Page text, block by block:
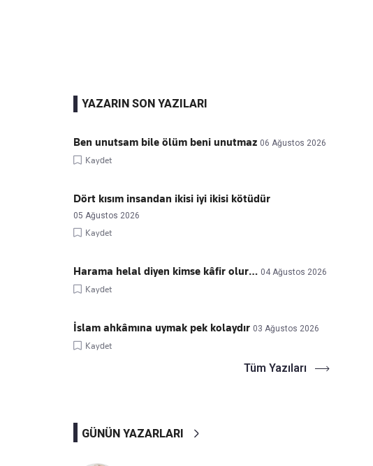
YAZARIN SON YAZILARI
Ben unutsam bile ölüm beni unutmaz 06 Ağustos 2026
Kaydet
Dört kısım insandan ikisi iyi ikisi kötüdür
05 Ağustos 2026
Kaydet
Harama helal diyen kimse kâfir olur… 04 Ağustos 2026
Kaydet
İslam ahkâmına uymak pek kolaydır 03 Ağustos 2026
Kaydet
Tüm Yazıları
GÜNÜN YAZARLARI